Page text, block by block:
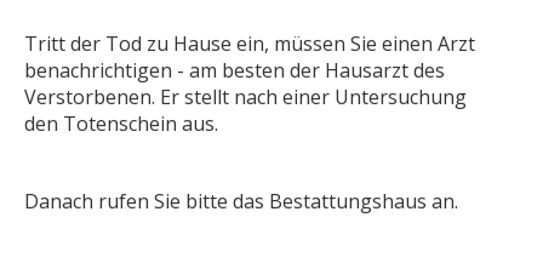
Tritt der Tod zu Hause ein, müssen Sie einen Arzt
benachrichtigen - am besten der Hausarzt des
Verstorbenen. Er stellt nach einer Untersuchung
den Totenschein aus.
Danach rufen Sie bitte das Bestattungshaus an.